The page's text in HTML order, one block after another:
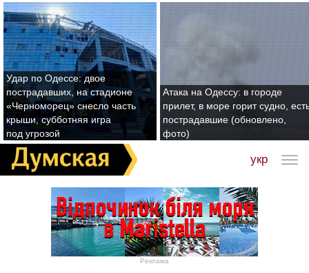
Удар по Одессе: двое
пострадавших, на стадионе
«Черноморец» снесло часть
крыши, субботняя игра
под угрозой
Атака на Одессу: в городе
прилет, в море горит судно,
пострадавшие (обновлено,
фото)
укр
Реклама